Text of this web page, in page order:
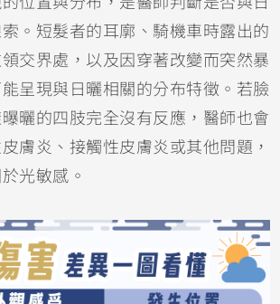
。短髮者的耳廓、騎機車時露出的
交界處，以及因穿著改變而突然暴
呈現與日曬相關的分布特徵。若臉
曬的四肢完全沒有反應，醫師也會
膚炎、 接觸性皮膚炎 或其他問題，
光敏感。